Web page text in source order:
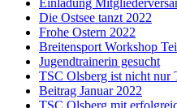
Die Ostsee tanzt 2022
Frohe Ostern 2022
Breitensport Workshop
Jugendtrainerin gesucht
TSC Olsberg ist nicht nur
Beitrag Januar 2022
TSC Olsberg mit